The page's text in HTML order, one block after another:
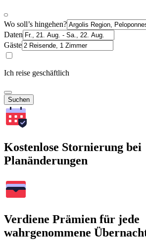
Wo soll’s hingehen?
Daten
Gäste
Ich reise geschäftlich
Suchen
Kostenlose Stornierung bei
Planänderungen
Verdiene Prämien für jede
wahrgenommene